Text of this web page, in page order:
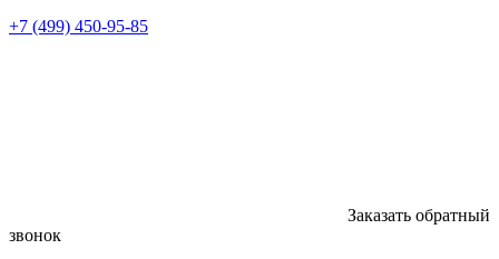
+7 (499) 450-95-85
Заказать обратный
звонок